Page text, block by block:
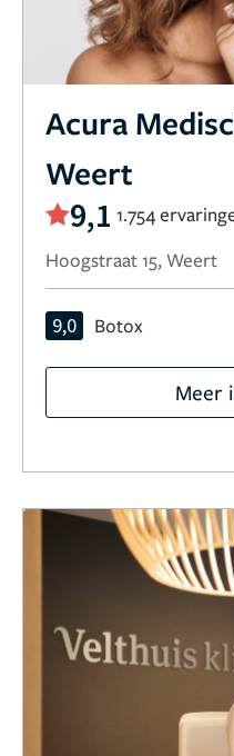
Acura
Weert
9,1 1.754
Hoogstraat 15, Weert
9,0 Botox
Meer